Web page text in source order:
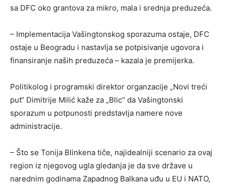
sa DFC oko grantova za mikro, mala i srednja preduzeća.
– Implementacija Vašingtonskog sporazuma ostaje, DFC
ostaje u Beogradu i nastavlja se potpisivanje ugovora i
finansiranje naših preduzeća – kazala je premijerka.
Politikolog i programski direktor organzacije „Novi treći
put“ Dimitrije Milić kaže za „Blic“ da Vašingtonski
sporazum u potpunosti predstavlja namere nove
administracije.
– Što se Tonija Blinkena tiče, najidealniji scenario za ovaj
region iz njegovog ugla gledanja je da sve države u
narednim godinama Zapadnog Balkana uđu u EU i NATO,